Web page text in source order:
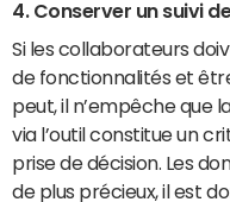
4. Conserver un suivi
Si les collaborateurs
de fonctionnalités et
peut, il n’empêche que
via l’outil constitue un
prise de décision. Les
de plus précieux, il est